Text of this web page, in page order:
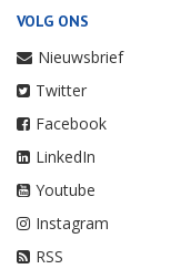
VOLG ONS
Nieuwsbrief
Twitter
Facebook
LinkedIn
Youtube
Instagram
RSS